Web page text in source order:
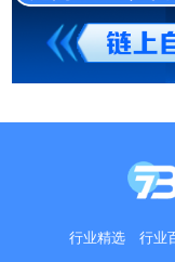
行业精选 行业